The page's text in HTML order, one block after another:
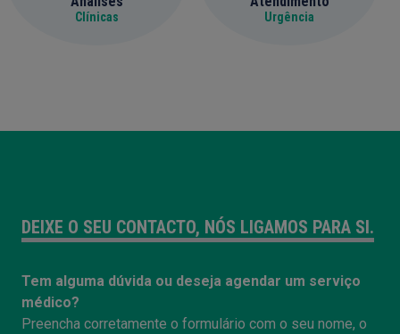
Clínicas Urgência
DEIXE O SEU CONTACTO, NÓS LIGAMOS PARA SI.
Tem alguma dúvida ou deseja agendar um serviço
médico?
Preencha corretamente o formulário com o seu nome, o